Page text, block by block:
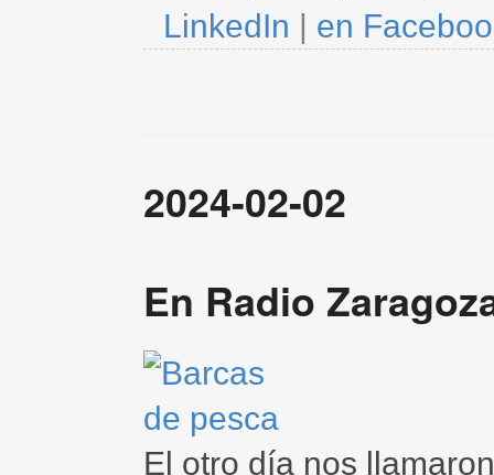
LinkedIn | en
2024-02-02
En Radio
El otro día nos